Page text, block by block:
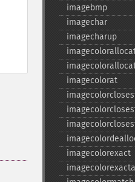
imagebmp
imagechar
imagecharup
imagecolorat
imagecolorexact